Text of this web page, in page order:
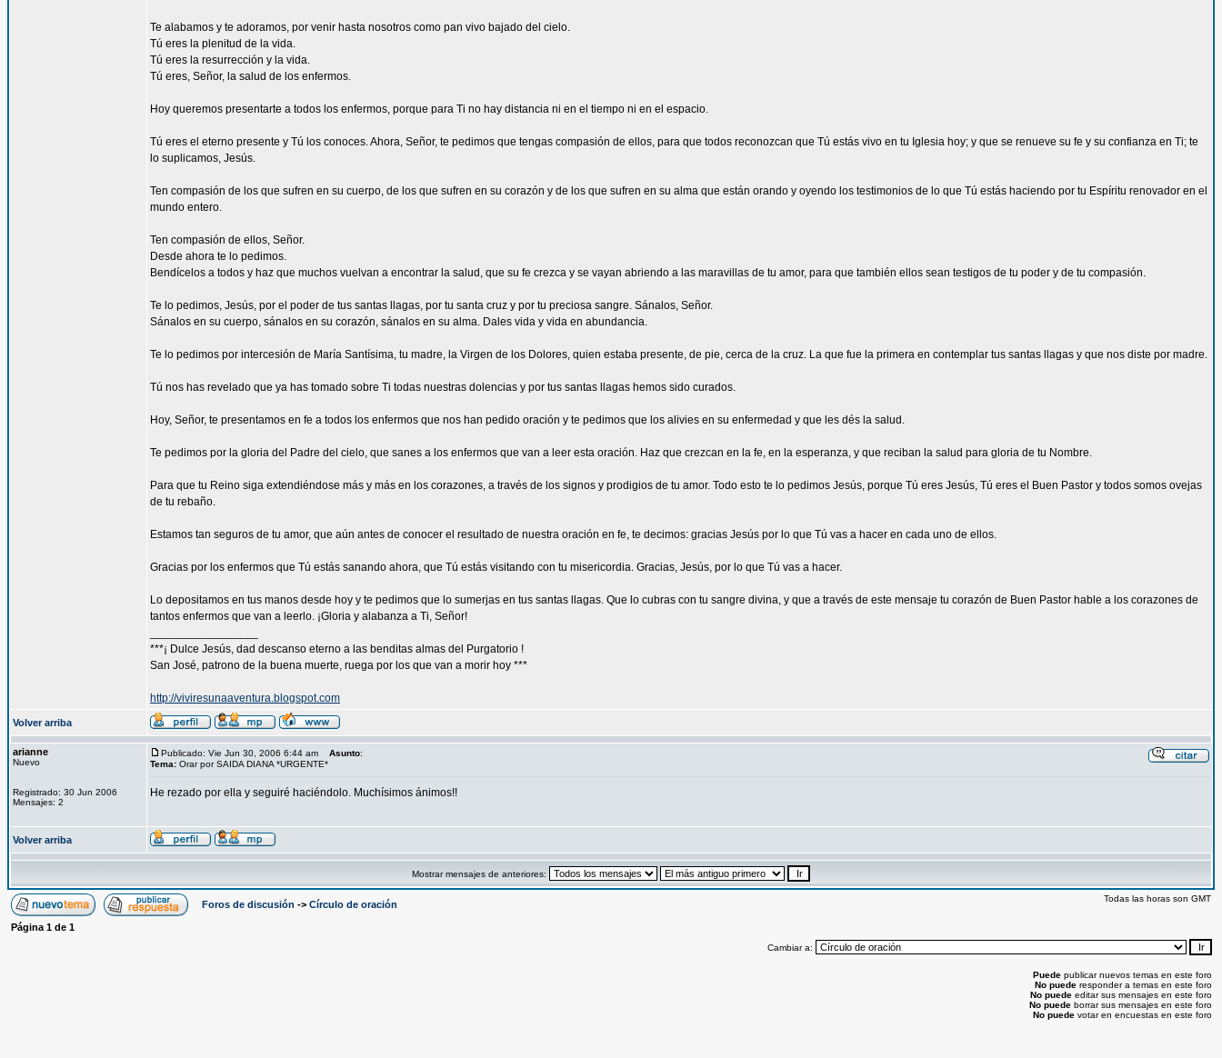
Te alabamos y te adoramos, por venir hasta nosotros como pan vivo bajado del cielo.
Tú eres la plenitud de la vida.
Tú eres la resurrección y la vida.
Tú eres, Señor, la salud de los enfermos.
Hoy queremos presentarte a todos los enfermos, porque para Ti no hay distancia ni en el tiempo ni en el espacio.
Tú eres el eterno presente y Tú los conoces. Ahora, Señor, te pedimos que tengas compasión de ellos, para que todos reconozcan que Tú estás vivo en tu Iglesia hoy; y que se renueve su fe y su confianza en Ti; te
lo suplicamos, Jesús.
Ten compasión de los que sufren en su cuerpo, de los que sufren en su corazón y de los que sufren en su alma que están orando y oyendo los testimonios de lo que Tú estás haciendo por tu Espíritu renovador en el
mundo entero.
Ten compasión de ellos, Señor.
Desde ahora te lo pedimos.
Bendícelos a todos y haz que muchos vuelvan a encontrar la salud, que su fe crezca y se vayan abriendo a las maravillas de tu amor, para que también ellos sean testigos de tu poder y de tu compasión.
Te lo pedimos, Jesús, por el poder de tus santas llagas, por tu santa cruz y por tu preciosa sangre. Sánalos, Señor.
Sánalos en su cuerpo, sánalos en su corazón, sánalos en su alma. Dales vida y vida en abundancia.
Te lo pedimos por intercesión de María Santísima, tu madre, la Virgen de los Dolores, quien estaba presente, de pie, cerca de la cruz. La que fue la primera en contemplar tus santas llagas y que nos diste por madre.
Tú nos has revelado que ya has tomado sobre Ti todas nuestras dolencias y por tus santas llagas hemos sido curados.
Hoy, Señor, te presentamos en fe a todos los enfermos que nos han pedido oración y te pedimos que los alivies en su enfermedad y que les dés la salud.
Te pedimos por la gloria del Padre del cielo, que sanes a los enfermos que van a leer esta oración. Haz que crezcan en la fe, en la esperanza, y que reciban la salud para gloria de tu Nombre.
Para que tu Reino siga extendiéndose más y más en los corazones, a través de los signos y prodigios de tu amor. Todo esto te lo pedimos Jesús, porque Tú eres Jesús, Tú eres el Buen Pastor y todos somos ovejas
de tu rebaño.
Estamos tan seguros de tu amor, que aún antes de conocer el resultado de nuestra oración en fe, te decimos: gracias Jesús por lo que Tú vas a hacer en cada uno de ellos.
Gracias por los enfermos que Tú estás sanando ahora, que Tú estás visitando con tu misericordia. Gracias, Jesús, por lo que Tú vas a hacer.
Lo depositamos en tus manos desde hoy y te pedimos que lo sumerjas en tus santas llagas. Que lo cubras con tu sangre divina, y que a través de este mensaje tu corazón de Buen Pastor hable a los corazones de
tantos enfermos que van a leerlo. ¡Gloria y alabanza a Ti, Señor!
***¡ Dulce Jesús, dad descanso eterno a las benditas almas del Purgatorio !
San José, patrono de la buena muerte, ruega por los que van a morir hoy ***
http://viviresunaaventura.blogspot.com
Volver arriba
arianne
Nuevo
Registrado: 30 Jun 2006
Mensajes: 2
Publicado: Vie Jun 30, 2006 6:44 am Asunto:
Tema: Orar por SAIDA DIANA *URGENTE*
He rezado por ella y seguiré haciéndolo. Muchísimos ánimos!!
Volver arriba
Mostrar mensajes de anteriores:
Foros de discusión -> Círculo de oración
Todas las horas son GMT
Página 1 de 1
Cambiar a:
Puede publicar nuevos temas en este foro
No puede responder a temas en este foro
No puede editar sus mensajes en este foro
No puede borrar sus mensajes en este foro
No puede votar en encuestas en este foro